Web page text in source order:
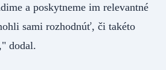
a poskytneme im relevantné
sami rozhodnúť, či takéto
dodal.